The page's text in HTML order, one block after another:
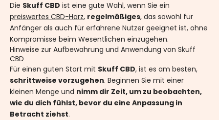
Die Skuff CBD ist eine gute Wahl, wenn Sie ein
preiswertes CBD-Harz, regelmäßiges, das sowohl für
Anfänger als auch für erfahrene Nutzer geeignet ist, ohne
Kompromisse beim Wesentlichen einzugehen.
Hinweise zur Aufbewahrung und Anwendung von Skuff
CBD
Für einen guten Start mit Skuff CBD, ist es am besten,
schrittweise vorzugehen. Beginnen Sie mit einer
kleinen Menge und nimm dir Zeit, um zu beobachten,
wie du dich fühlst, bevor du eine Anpassung in
Betracht ziehst.